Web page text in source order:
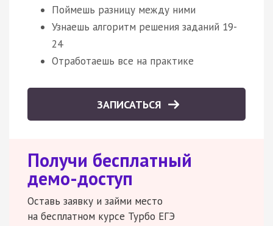
Поймешь разницу между ними
Узнаешь алгоритм решения заданий 19-
24
Отработаешь все на практике
ЗАПИСАТЬСЯ
Получи бесплатный
демо-доступ
Оставь заявку и займи место
на бесплатном курсе Турбо ЕГЭ